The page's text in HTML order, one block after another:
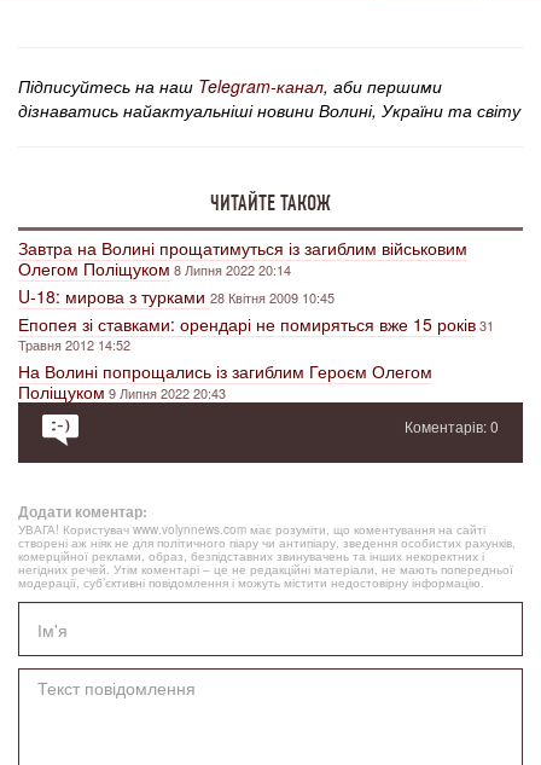
Підписуйтесь на наш Telegram-канал, аби першими
дізнаватись найактуальніші новини Волині, України та світу
ЧИТАЙТЕ ТАКОЖ
Завтра на Волині прощатимуться із загиблим військовим
Олегом Поліщуком8 Липня 2022 20:14
U-18: мирова з турками 28 Квітня 2009 10:45
Епопея зі ставками: орендарі не помиряться вже 15 років31
Травня 2012 14:52
На Волині попрощались із загиблим Героєм Олегом
Поліщуком9 Липня 2022 20:43
Коментарів: 0
Додати коментар:
УВАГА! Користувач www.volynnews.com має розуміти, що коментування на сайті
створені аж ніяк не для політичного піару чи антипіару, зведення особистих рахунків,
комерційної реклами, образ, безпідставних звинувачень та інших некоректних і
негідних речей. Утім коментарі – це не редакційні матеріали, не мають попередньої
модерації, суб’єктивні повідомлення і можуть містити недостовірну інформацію.